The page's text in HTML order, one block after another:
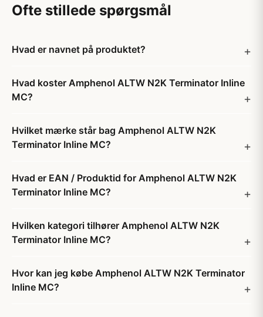
Ofte stillede spørgsmål
Hvad er navnet på produktet?
Hvad koster Amphenol ALTW N2K Terminator Inline
MC?
Hvilket mærke står bag Amphenol ALTW N2K
Terminator Inline MC?
Hvad er EAN / Produktid for Amphenol ALTW N2K
Terminator Inline MC?
Hvilken kategori tilhører Amphenol ALTW N2K
Terminator Inline MC?
Hvor kan jeg købe Amphenol ALTW N2K Terminator
Inline MC?